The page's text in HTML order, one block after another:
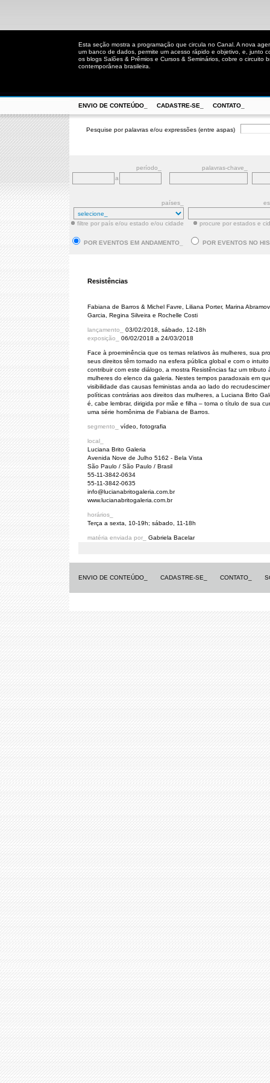
Esta seção mostra a programação que circula no Canal. A nova
um banco de dados, permite um acesso rápido e objetivo, e, junto
os blogs Salões & Prêmios e Cursos & Seminários, cobre o circuito
contemporânea brasileira.
ENVIO DE CONTEÚDO_ CADASTRE-SE_ CONTATO_
Pesquise por palavras e/ou expressões (entre aspas)
período_
palavras-chave_
a
países_
filtre por país e/ou estado e/ou cidade procure por estados e
POR EVENTOS EM ANDAMENTO_ POR EVENTOS NO
Resistências
Fabiana de Barros & Michel Favre, Liliana Porter, Marina
Garcia, Regina Silveira e Rochelle Costi
lançamento_ 03/02/2018, sábado, 12-18h
exposição_ 06/02/2018 a 24/03/2018
Face à proeminência que os temas relativos às mulheres, sua
seus direitos têm tomado na esfera pública global e com o
contribuir com este diálogo, a mostra Resistências faz um tributo
mulheres do elenco da galeria. Nestes tempos paradoxais em
visibilidade das causas feministas anda ao lado do
políticas contrárias aos direitos das mulheres, a Luciana Brito
é, cabe lembrar, dirigida por mãe e filha – toma o título de sua
uma série homônima de Fabiana de Barros.
segmento_ vídeo, fotografia
local_
Luciana Brito Galeria
Avenida Nove de Julho 5162 - Bela Vista
São Paulo / São Paulo / Brasil
55-11-3842-0634
55-11-3842-0635
info@lucianabritogaleria.com.br
www.lucianabritogaleria.com.br
horários_
Terça a sexta, 10-19h; sábado, 11-18h
matéria enviada por_ Gabriela Bacelar
ENVIO DE CONTEÚDO_ CADASTRE-SE_ CONTATO_